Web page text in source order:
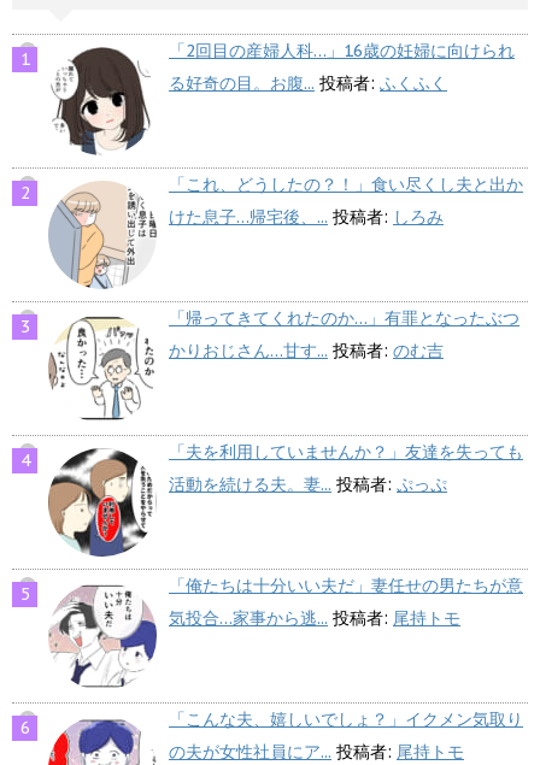
「2回目の産婦人科…」16歳の妊婦に向けられ
る好奇の目。お腹... 投稿者: ふくふく
「これ、どうしたの？！」食い尽くし夫と出か
けた息子…帰宅後、... 投稿者: しろみ
「帰ってきてくれたのか…」有罪となったぶつ
かりおじさん…甘す... 投稿者: のむ吉
「夫を利用していませんか？」友達を失っても
活動を続ける夫。妻... 投稿者: ぷっぷ
「俺たちは十分いい夫だ」妻任せの男たちが意
気投合…家事から逃... 投稿者: 尾持トモ
「こんな夫、嬉しいでしょ？」イクメン気取り
の夫が女性社員にア... 投稿者: 尾持トモ